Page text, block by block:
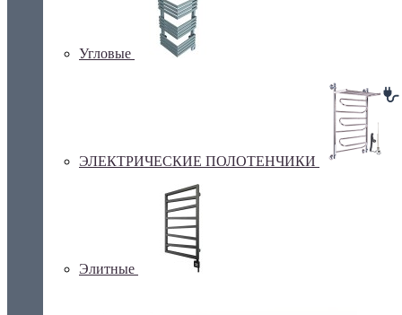
Угловые
ЭЛЕКТРИЧЕСКИЕ ПОЛОТЕНЧИКИ
Элитные